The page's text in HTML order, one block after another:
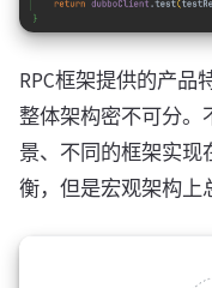
RPC框架提供的产品
整体架构密不可分。
景、不同的框架实现
衡，但是宏观架构上